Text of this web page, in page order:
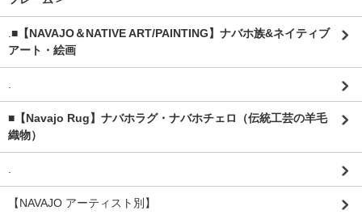
.■【NAVAJO＆NATIVE ART/PAINTING】ナバホ族&ネイティブ
アート・絵画
.
■【Navajo Rug】ナバホラグ・ナバホチェロ（伝統工芸の羊毛
織物）
.
【NAVAJO アーティスト別】